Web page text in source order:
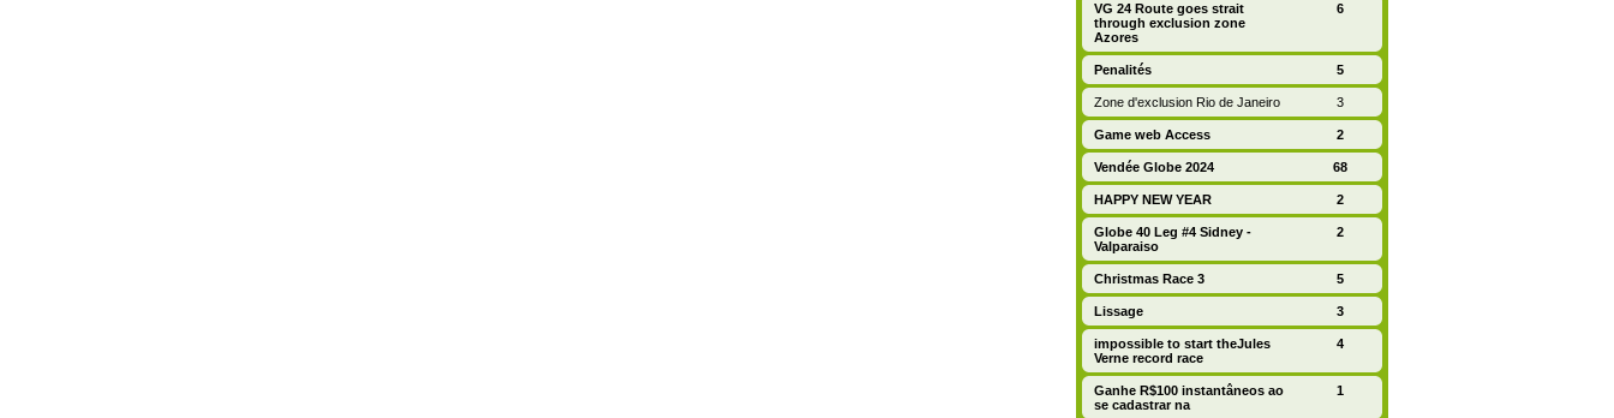
VG 24 Route goes strait
through exclusion zone
Azores
6
Penalités 5
Zone d'exclusion Rio de Janeiro 3
Game web Access 2
Vendée Globe 2024 68
HAPPY NEW YEAR 2
Globe 40 Leg #4 Sidney -
Valparaiso
2
Christmas Race 3 5
Lissage 3
impossible to start theJules
Verne record race
4
Ganhe R$100 instantâneos ao
se cadastrar na
1